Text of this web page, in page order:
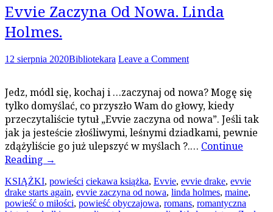
Evvie Zaczyna Od Nowa. Linda
Holmes.
12 sierpnia 2020Bibliotekara Leave a Comment
Jedz, módl się, kochaj i …zaczynaj od nowa? Mogę się
tylko domyślać, co przyszło Wam do głowy, kiedy
przeczytaliście tytuł „Evvie zaczyna od nowa”. Jeśli tak
jak ja jesteście złośliwymi, leśnymi dziadkami, pewnie
zdążyliście go już ulepszyć w myślach ?.… Continue
Reading →
KSIĄŻKI, powieści ciekawa książka, Evvie, evvie drake, evvie
drake starts again, evvie zaczyna od nowa, linda holmes, maine,
powieść o miłości, powieść obyczajowa, romans, romantyczna